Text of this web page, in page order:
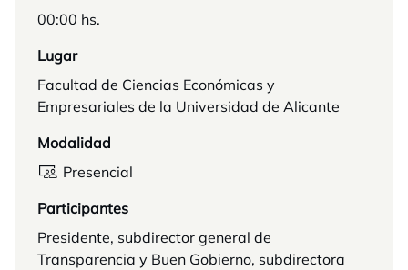
00:00 hs.
Lugar
Facultad de Ciencias Económicas y
Empresariales de la Universidad de Alicante
Modalidad
Presencial
Participantes
Presidente, subdirector general de
Transparencia y Buen Gobierno, subdirectora